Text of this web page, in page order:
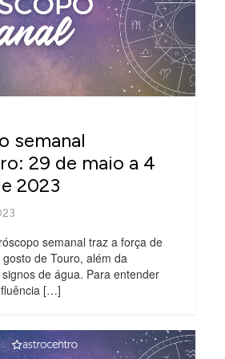
semanal
29 de maio a 4
2023
semanal traz a força de
de Touro, além da
de água. Para entender
[…]